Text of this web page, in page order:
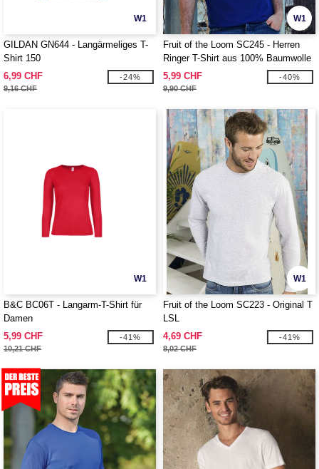
W1
GILDAN GN644 - Langärmeliges T-
Shirt 150
6,99 CHF
9,16 CHF
-24%
W1
Fruit of the Loom SC245 - Herren
Ringer T-Shirt aus 100% Baumwolle
5,99 CHF
9,90 CHF
-40%
W1
B&C BC06T - Langarm-T-Shirt für
Damen
5,99 CHF
10,21 CHF
-41%
W1
Fruit of the Loom SC223 - Original T
LSL
4,69 CHF
8,02 CHF
-41%